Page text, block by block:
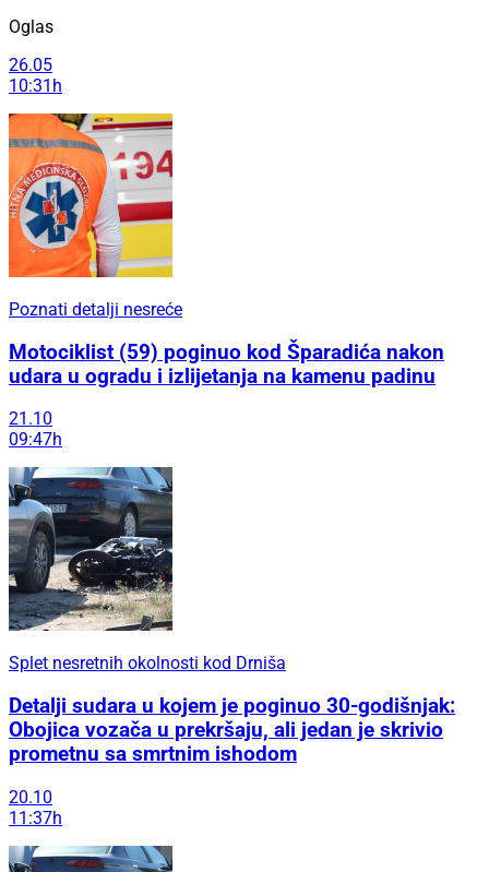
Oglas
26.05
10:31h
Poznati detalji nesreće
Motociklist (59) poginuo kod Šparadića nakon
udara u ogradu i izlijetanja na kamenu padinu
21.10
09:47h
Splet nesretnih okolnosti kod Drniša
Detalji sudara u kojem je poginuo 30-godišnjak:
Obojica vozača u prekršaju, ali jedan je skrivio
prometnu sa smrtnim ishodom
20.10
11:37h